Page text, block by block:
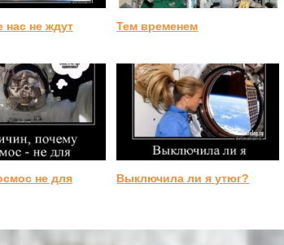
нас не ждут Тем временем
не для
Выключила ли я утюг?